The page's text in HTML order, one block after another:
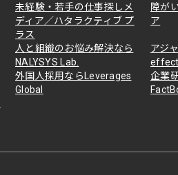
未経験・若手の仕事探しメ
ディア／ハタラクティブ プ
ラス
障が
ア
人と組織のお悩み解決なら
NALYSYS Lab.
アジ
外国人採用ならLeverages
Global
企業